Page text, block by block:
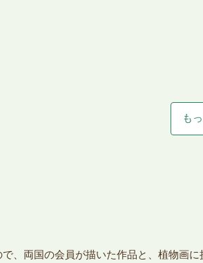
も
、両国の会員が描いた作品と、植物画